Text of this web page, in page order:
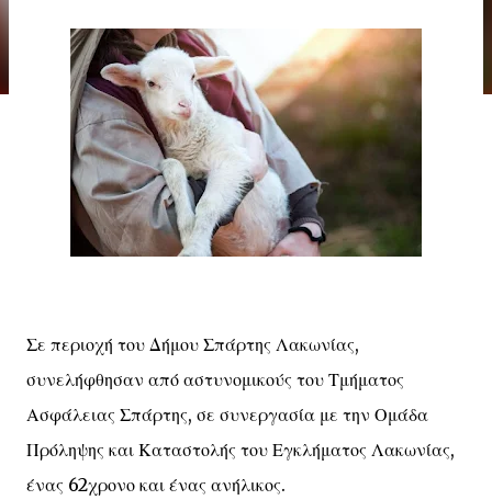
Σε περιοχή του Δήμου Σπάρτης Λακωνίας,
συνελήφθησαν από αστυνομικούς του Τμήματος
Ασφάλειας Σπάρτης, σε συνεργασία με την Ομάδα
Πρόληψης και Καταστολής του Εγκλήματος Λακωνίας,
ένας 62χρονο και ένας ανήλικος.